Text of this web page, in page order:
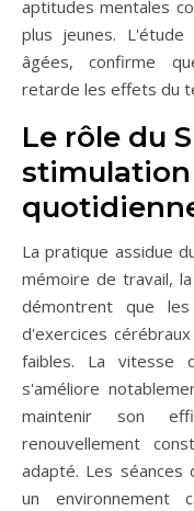
aptitudes mentales
plus jeunes. L'étude
âgées, confirme
retarde les effets du
Le rôle du
La pratique assidue
mémoire de travail,
démontrent que
d'exercices
faibles. La vitesse
s'améliore
maintenir son
renouvellement
adapté. Les séances
un environnement